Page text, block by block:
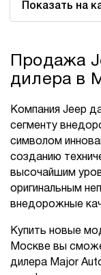
Показать на
Продажа
дилера в
Компания Jeep
сегменту
символом
созданию
высочайшим
оригинальным
внедорожные
Купить новые
Москве вы
дилера Major